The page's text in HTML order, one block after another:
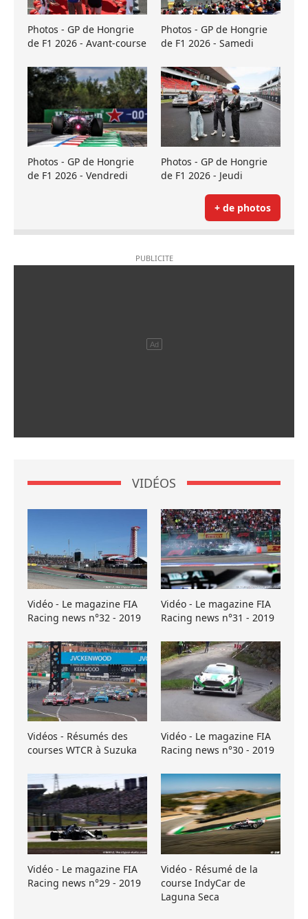
Photos - GP de Hongrie
de F1 2026 - Avant-course
Photos - GP de Hongrie
de F1 2026 - Samedi
Photos - GP de Hongrie
de F1 2026 - Vendredi
Photos - GP de Hongrie
de F1 2026 - Jeudi
+ de photos
VIDÉOS
Vidéo - Le magazine FIA
Racing news n°32 - 2019
Vidéo - Le magazine FIA
Racing news n°31 - 2019
Vidéos - Résumés des
courses WTCR à Suzuka
Vidéo - Le magazine FIA
Racing news n°30 - 2019
Vidéo - Le magazine FIA
Racing news n°29 - 2019
Vidéo - Résumé de la
course IndyCar de
Laguna Seca